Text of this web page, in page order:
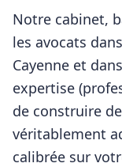
Notre cabinet,
les avocats
Cayenne et
expertise
de construire
véritablement
calibrée sur